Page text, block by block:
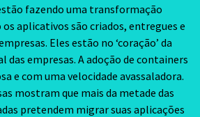
fazendo uma transformação
aplicativos são criados, entregues e
Eles estão no ‘coração’ da
empresas. A adoção de containers
e com uma velocidade avassaladora.
mostram que mais da metade das
pretendem migrar suas aplicações